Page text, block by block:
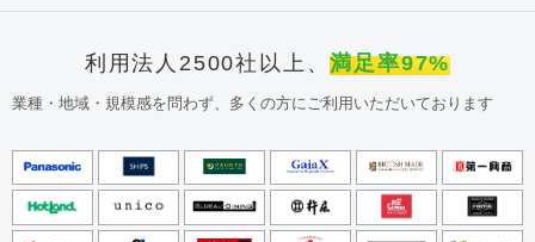
利用法人2500社以上、満足率97%
業種・地域・規模感を問わず、多くの方にご利用いただいております